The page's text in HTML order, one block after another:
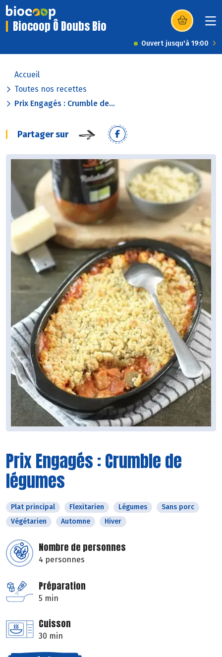
Biocoop Ô Doubs Bio (s’ouvre dans
Ouvert jusqu'à 19:00
Accueil
Toutes nos recettes
Prix Engagés : Crumble de...
Partager sur
Prix Engagés : Crumble de
légumes
Plat principal Flexitarien Légumes
Sans porc
Végétarien
Automne Hiver
Nombre de personnes
4 personnes
Préparation
5 min
Cuisson
30 min